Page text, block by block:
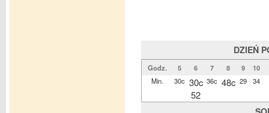
DZIEŃ
Godz. 5 6 7 8 9 10
Min.
30c 30c
52
36c 48c 29 34